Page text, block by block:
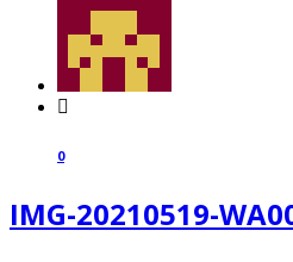
0
IMG-20210519-